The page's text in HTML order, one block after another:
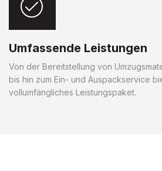
Umfassende Leistungen
Von der Bereitstellung von
bis hin zum Ein- und Auspackservice
vollumfängliches Leistungspaket.